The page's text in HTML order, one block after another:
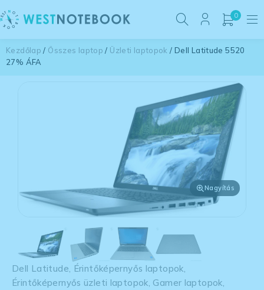
0
Kezdőlap / Összes laptop / Üzleti laptopok / Dell Latitude 5520
27% ÁFA
Nagyítás
Dell Latitude Érintőképernyős laptopok
Érintőképernyős üzleti laptopok Gamer laptopok